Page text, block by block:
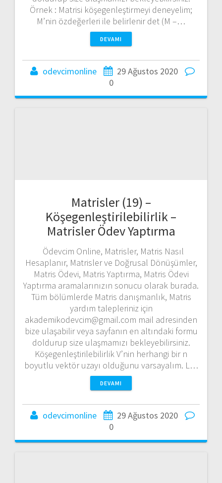
odevcimonline
29 Ağustos 2020
0
Matrisler (19) –
Köşegenleştirilebilirlik –
Matrisler Ödev Yaptırma
Ödevcim Online, Matrisler, Matris Nasıl
Hesaplanır, Matrisler ve Doğrusal Dönüşümler,
Matris Ödevi, Matris Yaptırma, Matris Ödevi
Yaptırma aramalarınızın sonucu olarak burada.
Tüm bölümlerde Matris danışmanlık, Matris
yardım talepleriniz için
akademikodevcim@gmail.com mail adresinden
bize ulaşabilir veya sayfanın en altındaki formu
doldurup size ulaşmamızı bekleyebilirsiniz.
Köşegenleştirilebilirlik V’nin herhangi bir n
boyutlu vektör uzayı olduğunu varsayalım. L…
DEVAMI
odevcimonline
29 Ağustos 2020
0